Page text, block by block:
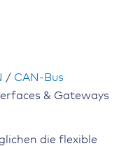
/ CAN-Bus
& Gateways
die flexible